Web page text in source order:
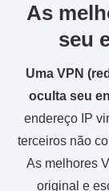
As
seu
Uma VPN
oculta seu
endereço IP
terceiros não
As melhores
original e